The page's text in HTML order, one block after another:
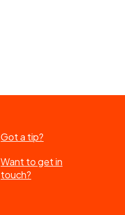
Got a tip?
Want to get in
touch?